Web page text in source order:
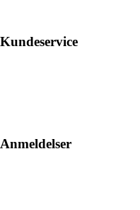
Kundeservice
Anmeldelser